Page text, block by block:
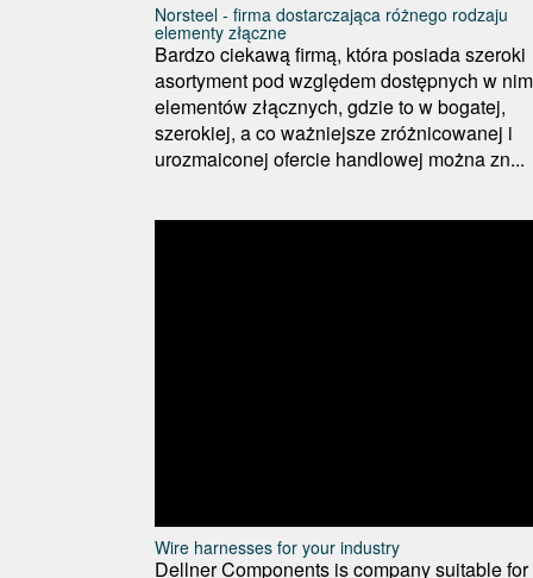
Norsteel - firma dostarczająca różnego rodzaju
elementy złączne
Bardzo ciekawą firmą, która posiada szeroki
asortyment pod względem dostępnych w nim
elementów złącznych, gdzie to w bogatej,
szerokiej, a co ważniejsze zróżnicowanej i
urozmaiconej ofercie handlowej można zn...
Wire harnesses for your industry
Dellner Components is company suitable for